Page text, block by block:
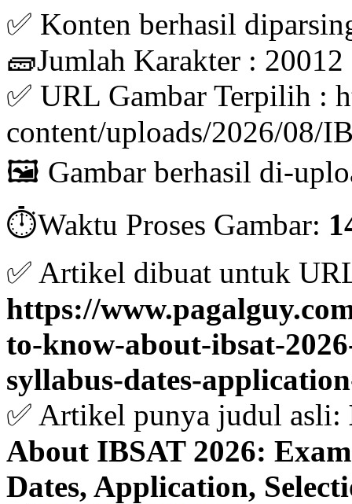
✅ Konten berhasil
🧱Jumlah Karakter : 20012
✅ URL Gambar Terpilih :
content/uploads/2026/08/
🖼️ Gambar berhasil di-
⏱️Waktu Proses Gambar:
✅ Artikel dibuat untuk
https://
to-know-about-ibsat-
syllabus-dates-
✅ Artikel punya judul asli:
About IBSAT 2026:
Dates, Application,